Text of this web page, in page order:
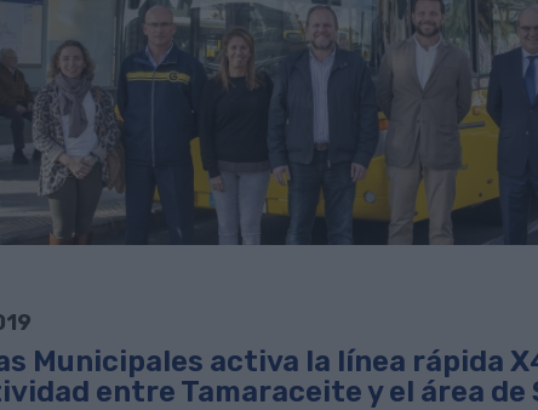
Municipales activa la línea rápida
entre Tamaraceite y el área de